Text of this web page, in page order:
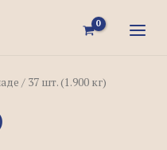
/ 37 шт. (1.900 кг)